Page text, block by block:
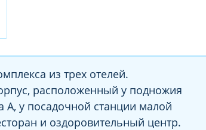
из трех отелей.
расположенный у подножия
А, у посадочной станции малой
и оздоровительный центр.